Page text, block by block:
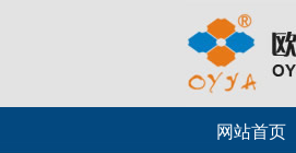
网站首页